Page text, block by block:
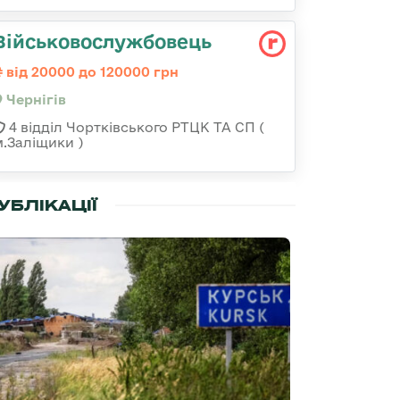
від 20000 до 120000 грн
Чернігів
4 відділ Чортківського РТЦК ТА СП (
)